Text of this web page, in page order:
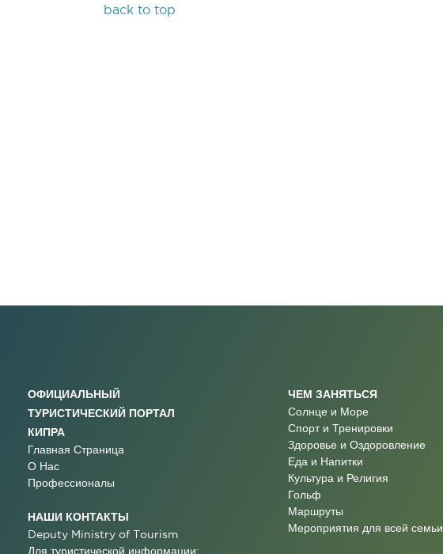
back to top
ОФИЦИАЛЬНЫЙ
ТУРИСТИЧЕСКИЙ ПОРТАЛ
КИПРА
Главная Страница
О Нас
Профессионалы
НАШИ КОНТАКТЫ
Deputy Ministry of Tourism
Для туристической информации:
ЧЕМ ЗАНЯТЬСЯ
Солнце и Море
Спорт и Тренировки
Здоровье и Оздоровление
Еда и Напитки
Культура и Религия
Гольф
Маршруты
Мероприятия для всей семьи